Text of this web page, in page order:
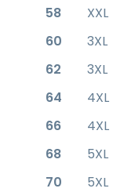
58
XXL
60
3XL
62
3XL
64
4XL
66
4XL
68
5XL
70
5XL